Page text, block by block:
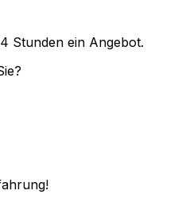
Stunden ein Angebot.
!